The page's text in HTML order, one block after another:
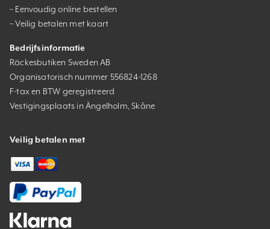
– Eenvoudig online bestellen
– Veilig betalen met kaart
Bedrijfsinformatie
Räckesbutiken Sweden AB
Organisatorisch nummer 556824-1268
F-tax en BTW geregistreerd
Vestigingsplaats in Ängelholm, Skåne
Veilig betalen met